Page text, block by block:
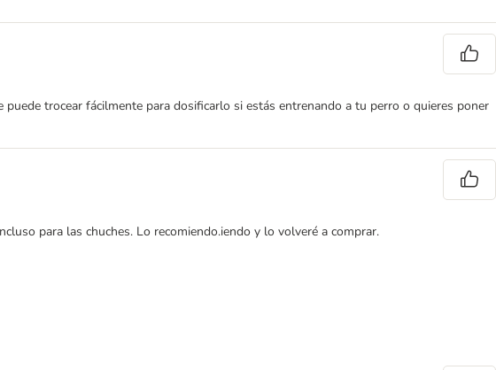
trocear fácilmente para dosificarlo si estás entrenando a tu perro o quieres poner
para las chuches. Lo recomiendo.iendo y lo volveré a comprar.